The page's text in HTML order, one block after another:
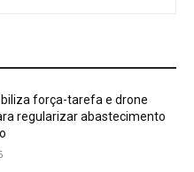
força-tarefa e drone
regularizar abastecimento